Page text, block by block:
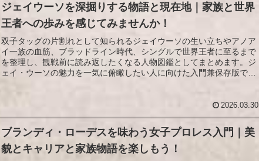
ジェイウーソを深掘りする物語と現在地｜家族と世界
王者への歩みを感じてみませんか！
双子タッグの片割れとして知られるジェイウーソの生い立ちやアノア
イ一族の血筋、ブラッドライン時代、シングルで世界王者に至るまで
を整理し、観戦前に読み返したくなる人物図鑑としてまとめます。ジ
ェイ・ウーソの魅力を一気に俯瞰したい人に向けた入門兼保存版で
2026.03.30
ブランディ・ローデスを味わう女子プロレス入門｜美
貌とキャリアと家族物語を楽しもう！